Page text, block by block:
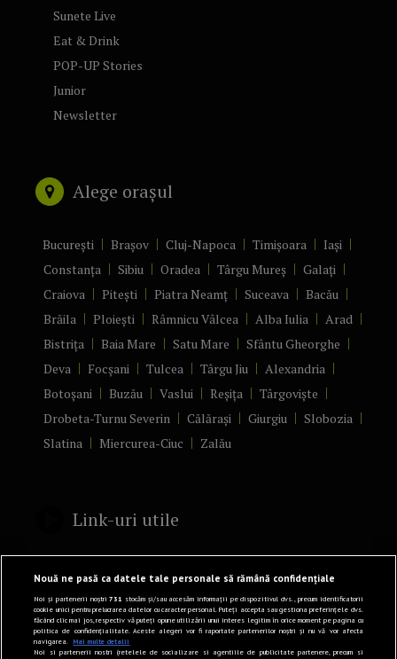
Sunete Live
Eat & Drink
POP-UP Stories
Junior
Newsletter
Alege orașul
București Brașov Cluj-Napoca Timișoara
Iași
Constanța
Sibiu Oradea Târgu Mureș
Galați
Craiova
Pitești Piatra Neamț Suceava
Bacău
Brăila
Ploiești Râmnicu Vâlcea Alba Iulia
Arad
Bistrița
Baia Mare Satu Mare
Sfântu Gheorghe
Deva
Focșani Tulcea Târgu Jiu
Alexandria
Botoșani
Buzău Vaslui Reșița
Târgoviște
Drobeta-Turnu Severin
Călărași Giurgiu
Slobozia
Slatina
Miercurea-Ciuc Zalău
Link-uri utile
Politică de confidențialitate
Termeni și Condiții
Mediakit Zile si Nopti
Contact
Nouă ne pasă ca datele tale personale să rămână confidențiale
Noi și partenerii noștri731 stocăm și/sau accesăm informații pe dispozitivul dvs., precum identificatorii
cookie unici pentru prelucrarea datelor cu caracter personal. Puteți accepta sau gestiona preferințele dvs.
făcând clic mai jos, respectiv vă puteți opune utilizării unui interes legitim în orice moment pe pagina cu
politica de confidențialitate. Aceste alegeri vor fi raportate partenerilor noștri și nu vă vor afecta
navigarea. Mai multe detalii
Noi si partenerii nostri (retelele de socializare si agentiile de publicitate partenere, precum si